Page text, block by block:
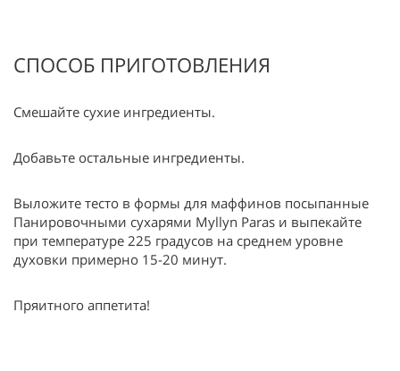
СПОСОБ ПРИГОТОВЛЕНИЯ
Смешайте сухие ингредиенты.
Добавьте остальные ингредиенты.
Выложите тесто в формы для маффинов посыпанные
Панировочными сухарями Myllyn Paras и выпекайте
при температуре 225 градусов на среднем уровне
духовки примерно 15-20 минут.
Пряитного аппетита!